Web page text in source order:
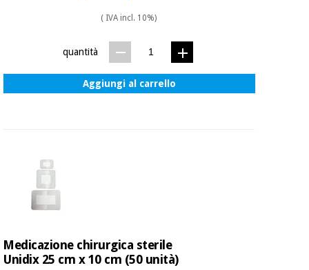
( IVA incl. 10%)
quantità
Aggiungi al carrello
Medicazione chirurgica sterile
Unidix 25 cm x 10 cm (50 unità)